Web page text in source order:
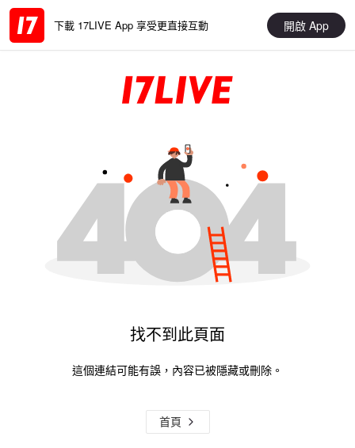
下載 17LIVE App 享受更直接互動 開啟 App
找不到此頁面
這個連結可能有誤，內容已被隱藏或刪除。
首頁